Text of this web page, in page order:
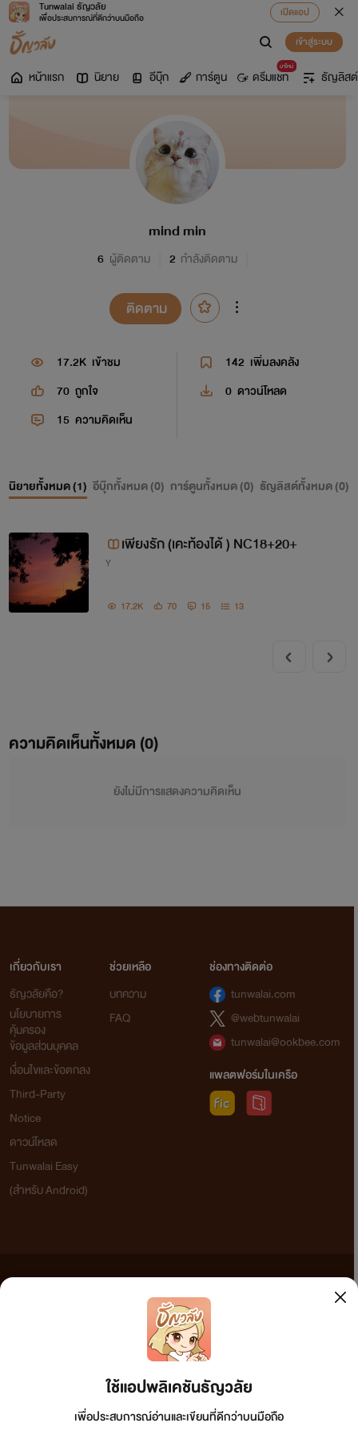
Tunwalai ธัญวลัย
เพื่อประสบการณ์ที่ดีกว่าบนมือถือ
เปิดแอป
เข้าสู่ระบบ
หน้าแรก นิยาย อีบุ๊ก การ์ตูน
มาใหม่
ดรีมแชท ธัญลิสต์
mind min
6 ผู้ติดตาม 2 กำลังติดตาม
ติดตาม
17.2K เข้าชม 142 เพิ่มลงคลัง
70 ถูกใจ 0 ดาวน์โหลด
15 ความคิดเห็น
นิยายทั้งหมด (1) อีบุ๊กทั้งหมด (0) การ์ตูนทั้งหมด (0) ธัญลิสต์ทั้งหมด (0)
เพียงรัก (เคะท้องได้ ) NC18+20+
Y
17.2K 70 15 13
ความคิดเห็นทั้งหมด (0)
ยังไม่มีการแสดงความคิดเห็น
ใช้แอปพลิเคชันธัญวลัย
เพื่อประสบการณ์อ่านและเขียนที่ดีกว่าบนมือถือ
เกี่ยวกับเรา
ธัญวลัยคือ?
นโยบายการ
คุ้มครอง
ข้อมูลส่วนบุคคล
เงื่อนไขและข้อตกลง
Third-Party
Notice
ดาวน์โหลด
Tunwalai Easy
(สำหรับ Android)
ช่วยเหลือ
บทความ
FAQ
ช่องทางติดต่อ
tunwalai.com
@webtunwalai
tunwalai@ookbee.com
แพลตฟอร์มในเครือ
เว็บไซต์แห่งนี้ไม่ได้เห็นด้วยและไม่ขอรับผิดชอบต่อข้อความใดๆ ทั้งสิ้น ดังนั้นผู้อ่านทุกท่านโปรดใช้
วิจารณญาณในการกลั่นกรองด้วยตนเอง และหากท่านพบข้อความใดๆ ที่ขัดต่อกฎหมายและศีลธรรม
กรุณาแจ้งมาที่ tunwalai@ookbee.com เพื่อทีมงานจะได้ดำเนินการในทันที ทั้งนี้ ทางเว็บไซต์ขอสงวน
ลิขสิทธิ์ตามพระราชบัญญัติลิขสิทธิ์ (ฉบับเพิ่มเติม) พ.ศ.2558